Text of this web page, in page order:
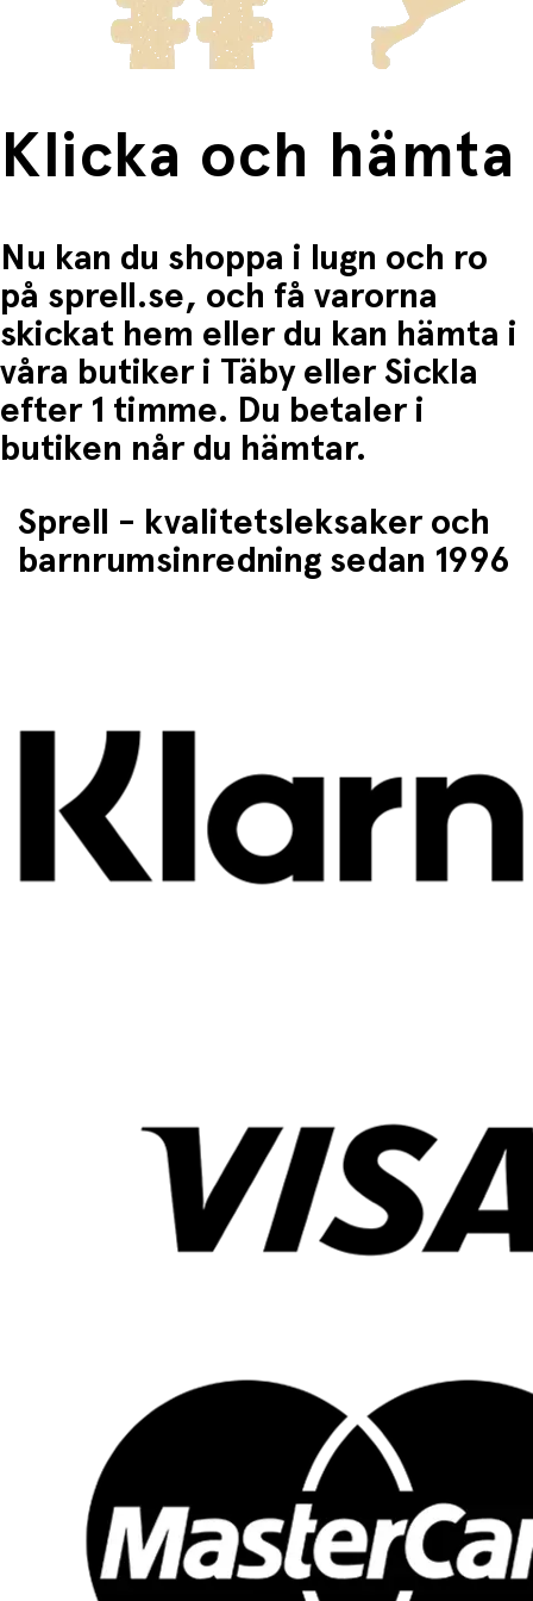
Fri frakt när du handlar för mer än 1500:-
Klicka och hämta
Nu kan du shoppa i lugn och ro
på sprell.se, och få varorna
skickat hem eller du kan hämta i
våra butiker i Täby eller Sickla
efter 1 timme. Du betaler i
butiken når du hämtar.
Sprell - kvalitetsleksaker och
barnrumsinredning sedan 1996